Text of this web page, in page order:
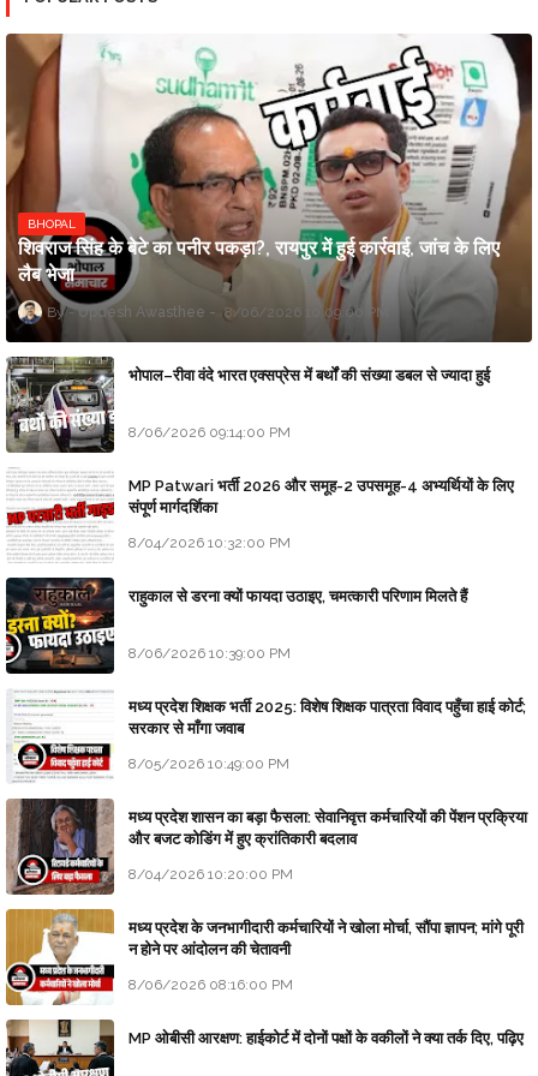
BHOPAL
शिवराज सिंह के बेटे का पनीर पकड़ा?, रायपुर में हुई कार्रवाई, जांच के लिए
लैब भेजा
Updesh Awasthee 8/06/2026 10:09:00 PM
भोपाल–रीवा वंदे भारत एक्सप्रेस में बर्थों की संख्या डबल से ज्यादा हुई
8/06/2026 09:14:00 PM
MP Patwari भर्ती 2026 और समूह-2 उपसमूह-4 अभ्यर्थियों के लिए
संपूर्ण मार्गदर्शिका
8/04/2026 10:32:00 PM
राहुकाल से डरना क्यों फायदा उठाइए, चमत्कारी परिणाम मिलते हैं
8/06/2026 10:39:00 PM
मध्य प्रदेश शिक्षक भर्ती 2025: विशेष शिक्षक पात्रता विवाद पहुँचा हाई कोर्ट;
सरकार से माँगा जवाब
8/05/2026 10:49:00 PM
मध्य प्रदेश शासन का बड़ा फैसला: सेवानिवृत्त कर्मचारियों की पेंशन प्रक्रिया
और बजट कोडिंग में हुए क्रांतिकारी बदलाव
8/04/2026 10:20:00 PM
मध्य प्रदेश के जनभागीदारी कर्मचारियों ने खोला मोर्चा, सौंपा ज्ञापन; मांगे पूरी
न होने पर आंदोलन की चेतावनी
8/06/2026 08:16:00 PM
MP ओबीसी आरक्षण: हाईकोर्ट में दोनों पक्षों के वकीलों ने क्या तर्क दिए, पढ़िए